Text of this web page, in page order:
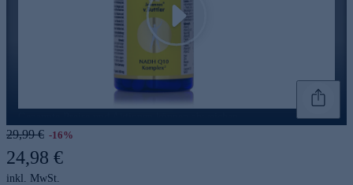
Play
29,99 € -16%
24,98 €
inkl. MwSt.